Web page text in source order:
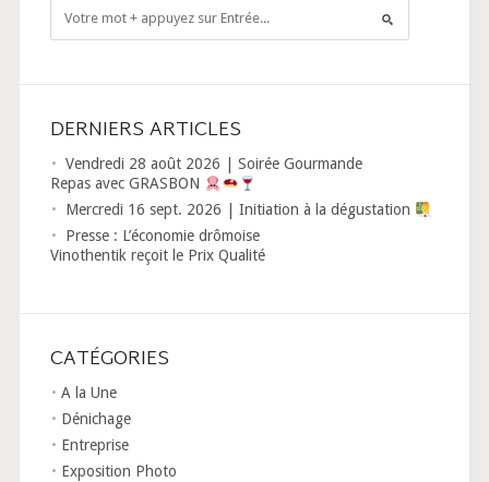
DERNIERS ARTICLES
Vendredi 28 août 2026 | Soirée Gourmande
Repas avec GRASBON
Mercredi 16 sept. 2026 | Initiation à la dégustation
Presse : L’économie drômoise
Vinothentik reçoit le Prix Qualité
CATÉGORIES
A la Une
Dénichage
Entreprise
Exposition Photo